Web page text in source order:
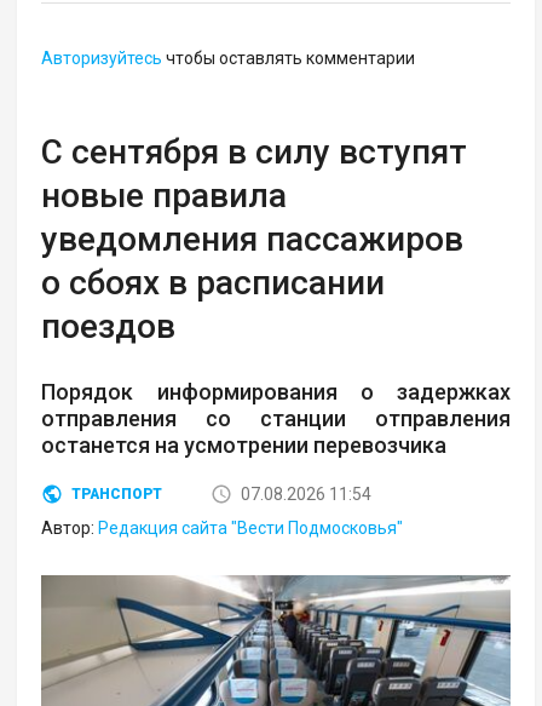
Авторизуйтесь чтобы оставлять комментарии
С сентября в силу вступят
новые правила
уведомления пассажиров
о сбоях в расписании
поездов
Порядок информирования о задержках
отправления со станции отправления
останется на усмотрении перевозчика
ТРАНСПОРТ
07.08.2026 11:54
Автор:Редакция сайта "Вести Подмосковья"